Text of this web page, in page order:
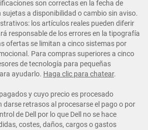
son correctas en la fecha de
sujetas a disponibilidad o cambio sin aviso.
los artículos reales pueden diferir
responsable de los errores en la tipografía
ofertas se limitan a cinco sistemas por
Para compras superiores a cinco
de tecnología para pequeñas
ayudarlo. Haga clic para chatear.
y cuyo precio es procesado
darse retrasos al procesarse el pago o por
de Dell por lo que Dell no se hace
costes, daños, cargos o gastos